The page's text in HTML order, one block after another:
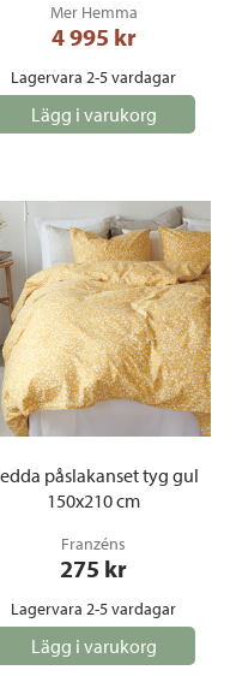
Mer Hemma
4 995 kr
Lagervara 2-5 vardagar
Lägg i varukorg
påslakanset tyg gul
150x210 cm
Franzéns
275 kr
Lagervara 2-5 vardagar
Lägg i varukorg